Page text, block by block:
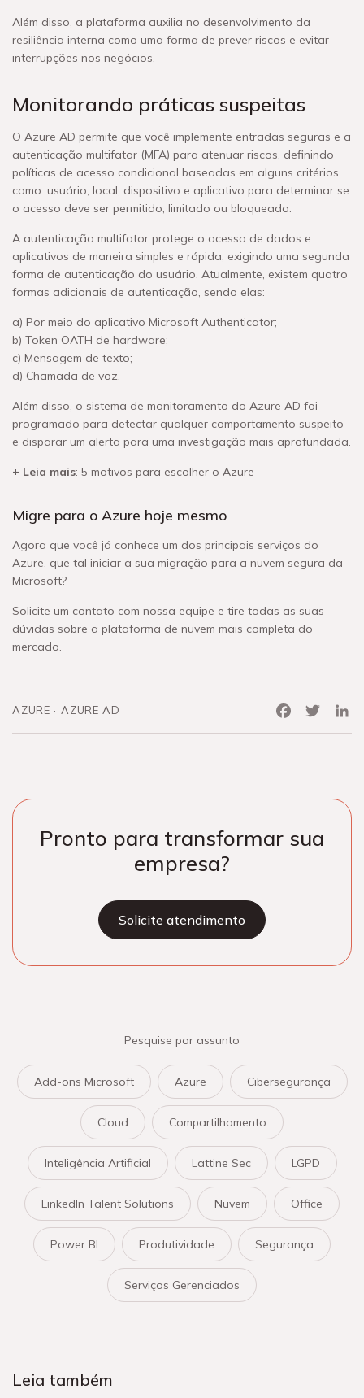
Além disso, a plataforma auxilia no desenvolvimento da
resiliência interna como uma forma de prever riscos e evitar
interrupções nos negócios.
Monitorando práticas suspeitas
O Azure AD permite que você implemente entradas seguras e a
autenticação multifator (MFA) para atenuar riscos, definindo
políticas de acesso condicional baseadas em alguns critérios
como: usuário, local, dispositivo e aplicativo para determinar se
o acesso deve ser permitido, limitado ou bloqueado.
A autenticação multifator protege o acesso de dados e
aplicativos de maneira simples e rápida, exigindo uma segunda
forma de autenticação do usuário. Atualmente, existem quatro
formas adicionais de autenticação, sendo elas:
a) Por meio do aplicativo Microsoft Authenticator;
b) Token OATH de hardware;
c) Mensagem de texto;
d) Chamada de voz.
Além disso, o sistema de monitoramento do Azure AD foi
programado para detectar qualquer comportamento suspeito
e disparar um alerta para uma investigação mais aprofundada.
+ Leia mais: 5 motivos para escolher o Azure
Migre para o Azure hoje mesmo
Agora que você já conhece um dos principais serviços do
Azure, que tal iniciar a sua migração para a nuvem segura da
Microsoft?
Solicite um contato com nossa equipe e tire todas as suas
dúvidas sobre a plataforma de nuvem mais completa do
mercado.
AZURE AZURE AD FacebookTwitter
Pronto para transformar sua
empresa?
Solicite atendimento
Pesquise por assunto
Add-ons Microsoft Azure Cibersegurança
Cloud Compartilhamento
Inteligência Artificial Lattine Sec LGPD
LinkedIn Talent Solutions Nuvem Office
Power BI Produtividade Segurança
Serviços Gerenciados
Leia também